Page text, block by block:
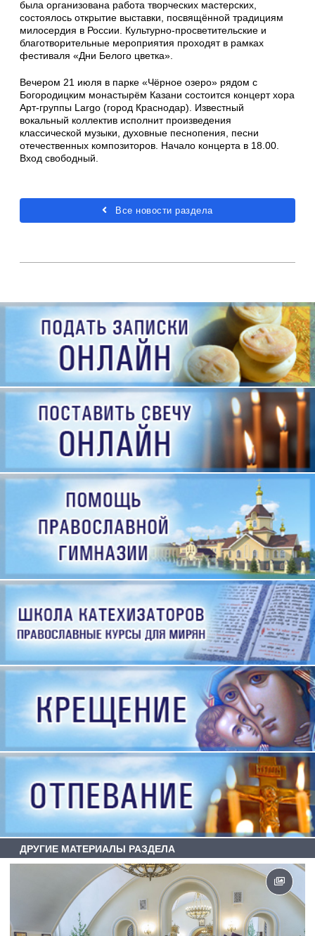
была организована работа творческих мастерских,
состоялось открытие выставки, посвящённой традициям
милосердия в России. Культурно-просветительские и
благотворительные мероприятия проходят в рамках
фестиваля «Дни Белого цветка».
Вечером 21 июля в парке «Чёрное озеро» рядом с
Богородицким монастырём Казани состоится концерт хора
Арт-группы Largo (город Краснодар). Известный
вокальный коллектив исполнит произведения
классической музыки, духовные песнопения, песни
отечественных композиторов. Начало концерта в 18.00.
Вход свободный.
Все новости раздела
ДРУГИЕ МАТЕРИАЛЫ РАЗДЕЛА